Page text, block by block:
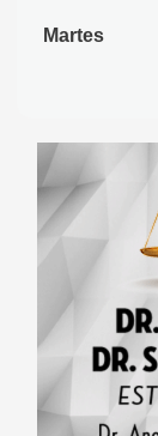
Martes